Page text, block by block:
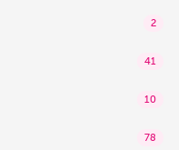
2
41
10
78